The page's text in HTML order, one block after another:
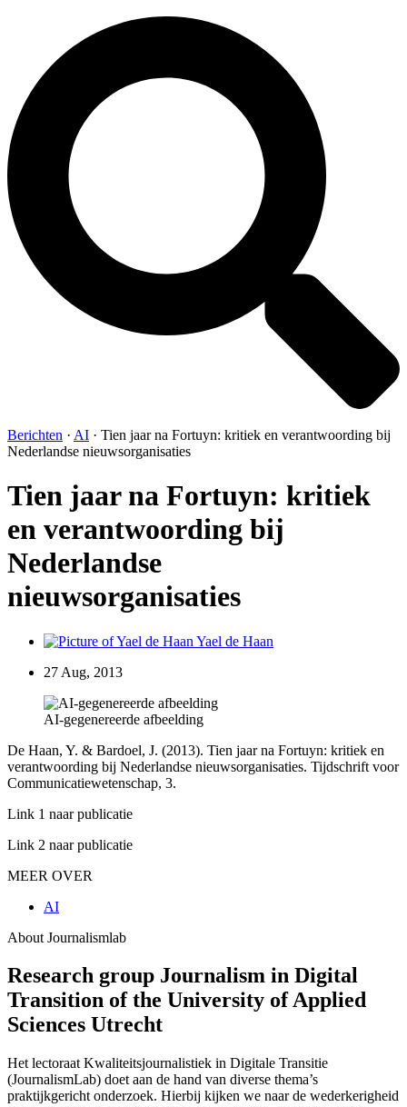
Berichten · AI · Tien jaar na Fortuyn: kritiek en verantwoording bij
Nederlandse nieuwsorganisaties
Tien jaar na Fortuyn: kritiek
en verantwoording bij
Nederlandse
nieuwsorganisaties
Yael de Haan
27 Aug, 2013
AI-gegenereerde afbeelding
De Haan, Y. & Bardoel, J. (2013). Tien jaar na Fortuyn: kritiek en
verantwoording bij Nederlandse nieuwsorganisaties. Tijdschrift voor
Communicatiewetenschap, 3.
Link 1 naar publicatie
Link 2 naar publicatie
MEER OVER
AI
About Journalismlab
Research group Journalism in Digital
Transition of the University of Applied
Sciences Utrecht
Het lectoraat Kwaliteitsjournalistiek in Digitale Transitie
(JournalismLab) doet aan de hand van diverse thema’s
praktijkgericht onderzoek. Hierbij kijken we naar de wederkerigheid